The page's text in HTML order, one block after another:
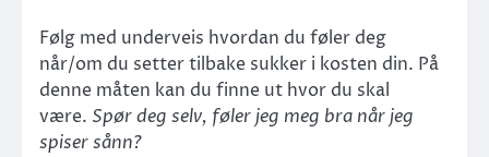
Følg med underveis hvordan du føler deg
når/om du setter tilbake sukker i kosten din. På
denne måten kan du finne ut hvor du skal
være. Spør deg selv, føler jeg meg bra når jeg
spiser sånn?